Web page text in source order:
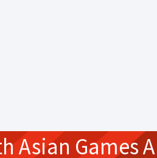
Asian Games